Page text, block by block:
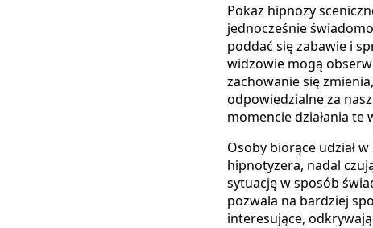
Pokaz hipnozy
jednocześnie
poddać się zabawie i
widzowie mogą
zachowanie się
odpowiedzialne za
momencie działania te
Osoby biorące udział
hipnotyzera, nadal
sytuację w sposób
pozwala na bardziej
interesujące,